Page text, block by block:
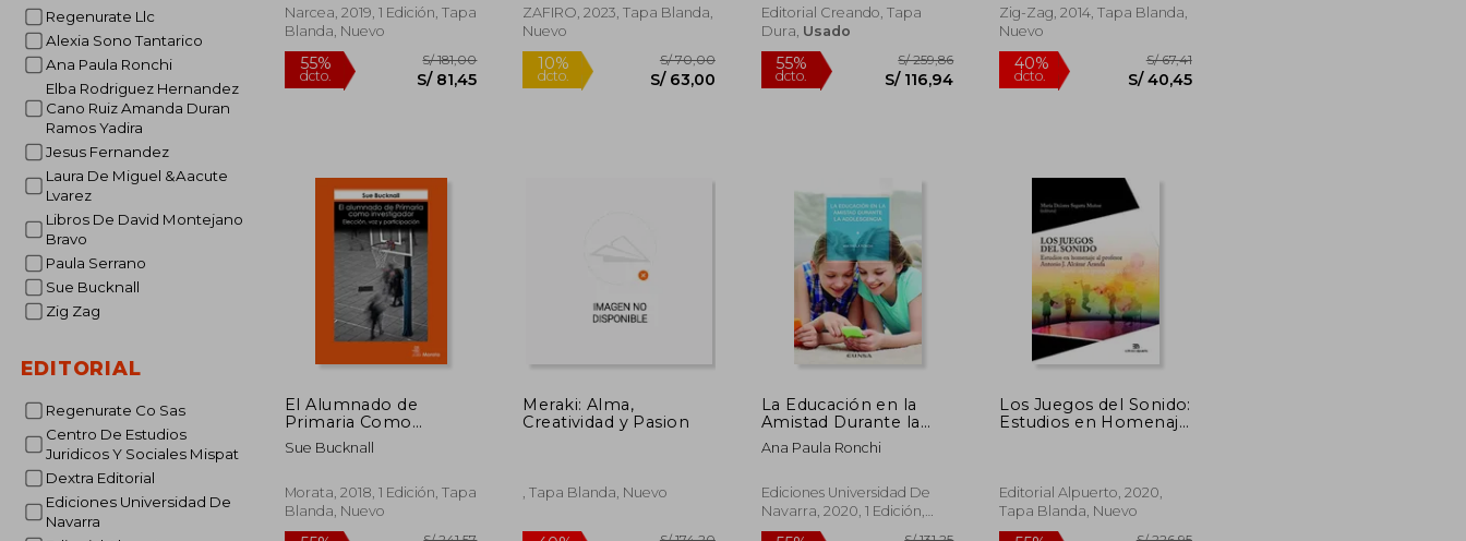
Regenurate Llc
Alexia Sono Tantarico
Ana Paula Ronchi
Elba Rodriguez Hernandez
Cano Ruiz Amanda Duran
Ramos Yadira
Jesus Fernandez
Laura De Miguel &Aacute
Lvarez
Libros De David Montejano
Bravo
Paula Serrano
Sue Bucknall
Zig Zag
EDITORIAL
Regenurate Co Sas
Centro De Estudios
Juridicos Y Sociales Mispat
Dextra Editorial
Ediciones Universidad De
Navarra
Narcea, 2019, 1 Edición, Tapa
Blanda, Nuevo
ZAFIRO, 2023, Tapa Blanda,
Nuevo
Editorial Creando, Tapa
Dura, Usado
S/ 116,94
Zig-Zag, 2014, Tapa Blanda,
Nuevo
El Alumnado de
Primaria Como
Investigador
Sue Bucknall
Morata, 2018, 1 Edición, Tapa
Blanda, Nuevo
Meraki: Alma,
Creatividad y Pasion
, Tapa Blanda, Nuevo
La Educación en la
Amistad Durante la
Adolescencia
(Cuadernos y
Especializados.
Instituto de Ciencias
Ana Paula Ronchi
Ediciones Universidad De
Navarra, 2020, 1 Edición,
Tapa Blanda, Nuevo
Los Juegos del Sonido:
Estudios en Homenaje
Patrimonio Musical)
Editorial Alpuerto, 2020,
Tapa Blanda, Nuevo